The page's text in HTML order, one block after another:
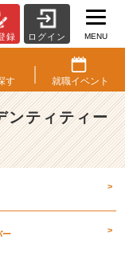
録 ログイン MENU
す 就職イベント
ンティティー
>
ー >